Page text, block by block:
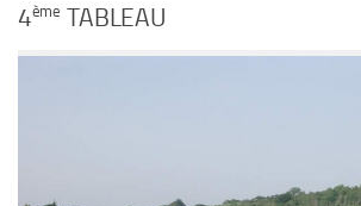
4ème TABLEAU